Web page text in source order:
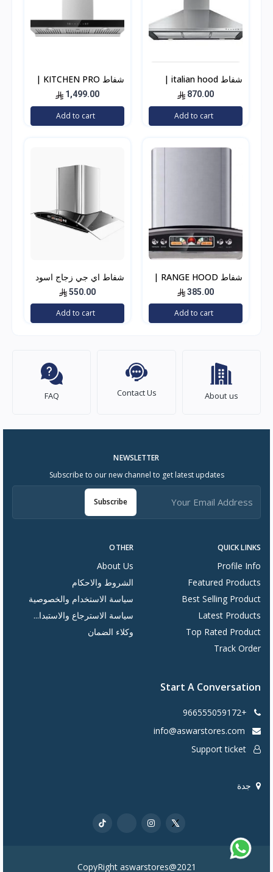
شفاط italian hood |
سم استيل 500 واط
870.00
Add to cart
شفاط KITCHEN PRO |
كتشن برو حرف T
1,499.00
Add to cart
شفاط RANGE HOOD |
رنج هوود قزاز اسود
385.00
Add to cart
شفاط اي جي زجاج اسود
550.00
Add to cart
About us
Contact Us
FAQ
QUICK LINKS
Profile Info
Featured Products
Best Selling Product
Latest Products
Top Rated Product
Track Order
OTHER
About Us
الشروط والاحكام
سياسة الاستخدام والخصوصية
سياسة الاسترجاع والاستبدا...
وكلاء الضمان
NEWSLETTER
Subscribe to our new channel to get latest updates
Subscribe
Start A Conversation
+966555059172
جدة
CopyRight aswarstores@2021